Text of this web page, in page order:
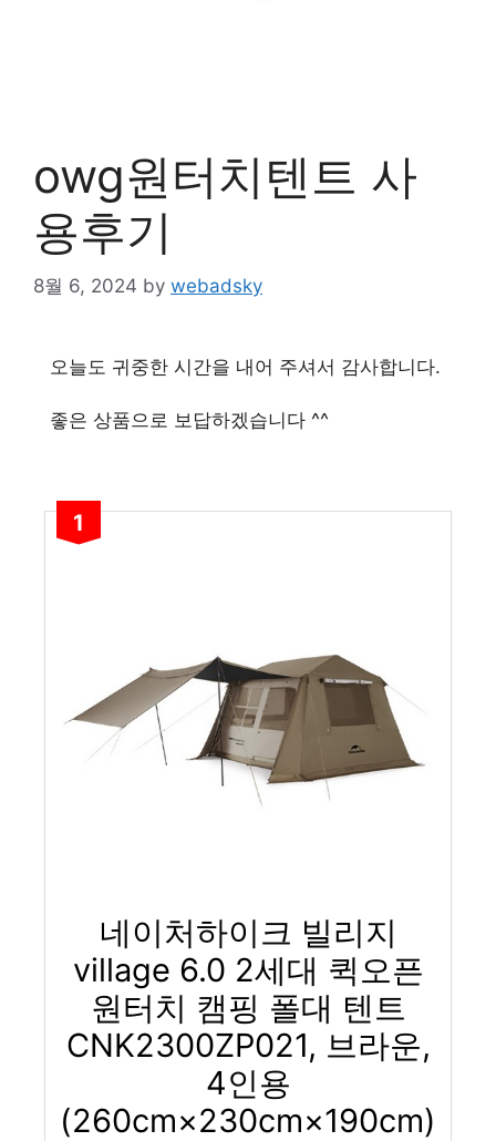
owg원터치텐트 사
용후기
8월 6, 2024 by webadsky
오늘도 귀중한 시간을 내어 주셔서 감사합니다.
좋은 상품으로 보답하겠습니다 ^^
1
네이처하이크 빌리지
village 6.0 2세대 퀵오픈
원터치 캠핑 폴대 텐트
CNK2300ZP021, 브라운,
4인용
(260cm×230cm×190cm)